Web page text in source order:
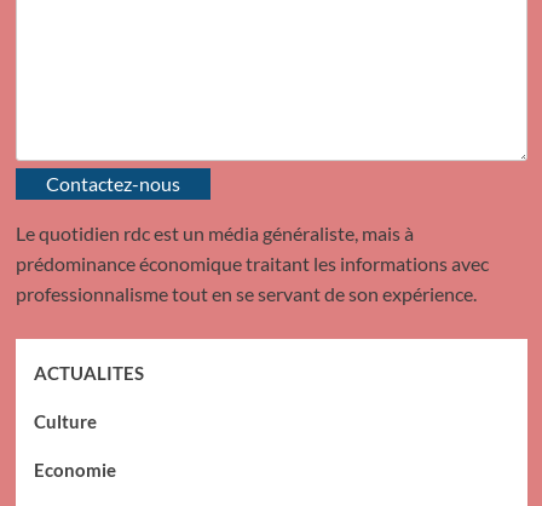
Contactez-nous
Le quotidien rdc est un média généraliste, mais à
prédominance économique traitant les informations avec
professionnalisme tout en se servant de son expérience.
ACTUALITES
Culture
Economie